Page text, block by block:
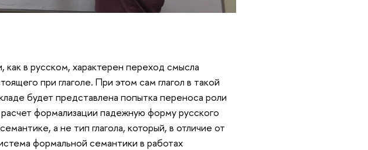
в русском, характерен переход смысла
при глаголе. При этом сам глагол в такой
будет представлена попытка переноса роли
расчет формализации падежную форму русского
а не тип глагола, который, в отличие от
формальной семантики в работах